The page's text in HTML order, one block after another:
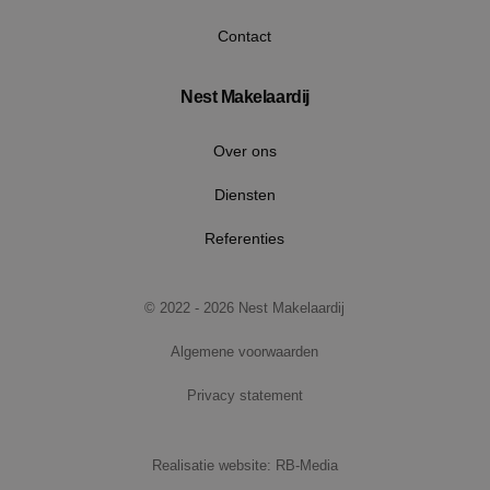
Contact
Nest Makelaardij
Over ons
Diensten
Referenties
© 2022 - 2026 Nest Makelaardij
Algemene voorwaarden
Privacy statement
Realisatie website: RB-Media